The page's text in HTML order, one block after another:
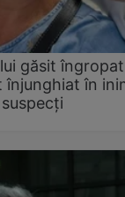
găsit
în